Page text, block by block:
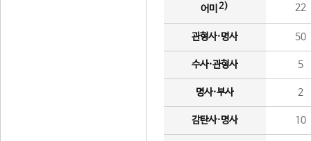
어미 2) 22
관형사·명사 50
수사·관형사 5
명사·부사 2
감탄사·명사 10